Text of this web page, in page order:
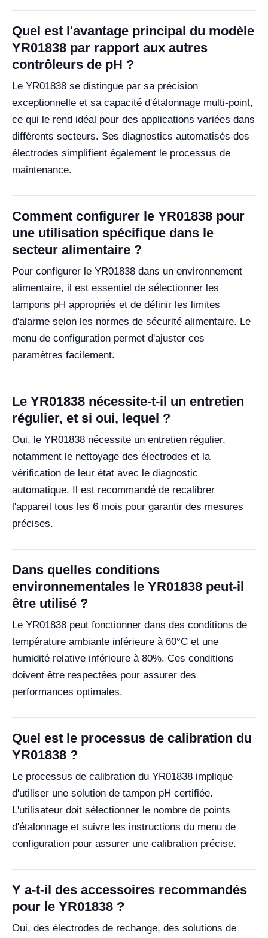
Quel est l'avantage principal du modèle
YR01838 par rapport aux autres
contrôleurs de pH ?
Le YR01838 se distingue par sa précision
exceptionnelle et sa capacité d'étalonnage multi-point,
ce qui le rend idéal pour des applications variées dans
différents secteurs. Ses diagnostics automatisés des
électrodes simplifient également le processus de
maintenance.
Comment configurer le YR01838 pour
une utilisation spécifique dans le
secteur alimentaire ?
Pour configurer le YR01838 dans un environnement
alimentaire, il est essentiel de sélectionner les
tampons pH appropriés et de définir les limites
d'alarme selon les normes de sécurité alimentaire. Le
menu de configuration permet d'ajuster ces
paramètres facilement.
Le YR01838 nécessite-t-il un entretien
régulier, et si oui, lequel ?
Oui, le YR01838 nécessite un entretien régulier,
notamment le nettoyage des électrodes et la
vérification de leur état avec le diagnostic
automatique. Il est recommandé de recalibrer
l'appareil tous les 6 mois pour garantir des mesures
précises.
Dans quelles conditions
environnementales le YR01838 peut-il
être utilisé ?
Le YR01838 peut fonctionner dans des conditions de
température ambiante inférieure à 60°C et une
humidité relative inférieure à 80%. Ces conditions
doivent être respectées pour assurer des
performances optimales.
Quel est le processus de calibration du
YR01838 ?
Le processus de calibration du YR01838 implique
d'utiliser une solution de tampon pH certifiée.
L'utilisateur doit sélectionner le nombre de points
d'étalonnage et suivre les instructions du menu de
configuration pour assurer une calibration précise.
Y a-t-il des accessoires recommandés
pour le YR01838 ?
Oui, des électrodes de rechange, des solutions de